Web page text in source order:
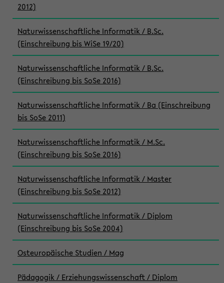
2012)
Naturwissenschaftliche Informatik / B.Sc.
(Einschreibung bis WiSe 19/20)
Naturwissenschaftliche Informatik / B.Sc.
(Einschreibung bis SoSe 2016)
Naturwissenschaftliche Informatik / Ba (Einschreibung
bis SoSe 2011)
Naturwissenschaftliche Informatik / M.Sc.
(Einschreibung bis SoSe 2016)
Naturwissenschaftliche Informatik / Master
(Einschreibung bis SoSe 2012)
Naturwissenschaftliche Informatik / Diplom
(Einschreibung bis SoSe 2004)
Osteuropäische Studien / Mag
Pädagogik / Erziehungswissenschaft / Diplom